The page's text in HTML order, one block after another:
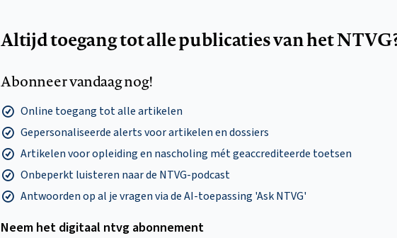
Altijd toegang tot alle publicaties van het
Abonneer vandaag nog!
Online toegang tot alle artikelen
Gepersonaliseerde alerts voor artikelen en dossiers
Artikelen voor opleiding en nascholing mét geaccrediteerde toetsen
Onbeperkt luisteren naar de NTVG-podcast
Antwoorden op al je vragen via de AI-toepassing 'Ask NTVG'
Neem het digitaal ntvg abonnement